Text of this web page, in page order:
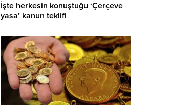
İşte herkesin konuştuğu ‘Çerçeve
yasa’ kanun teklifi